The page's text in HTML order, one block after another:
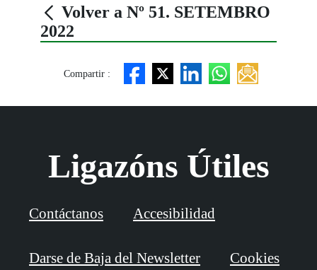
Volver a Nº 51. SETEMBRO
2022
Compartir :
Ligazóns Útiles
Contáctanos Accesibilidad
Darse de Baja del Newsletter Cookies